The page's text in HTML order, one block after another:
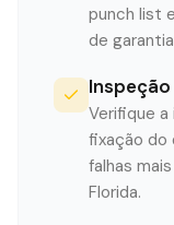
punch list
de
Verifique
fixação do
falhas
Florida.